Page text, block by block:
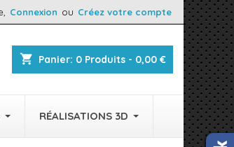
Connexion ou Créez votre compte
shopping_cart Panier: 0 Produits - 0,00 €
RÉALISATIONS 3D